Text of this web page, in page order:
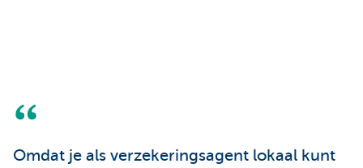
Omdat je als verzekeringsagent lokaal kunt